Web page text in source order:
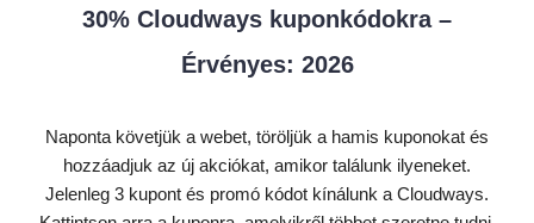
30% Cloudways kuponkódokra –
Érvényes: 2026
Naponta követjük a webet, töröljük a hamis kuponokat és
hozzáadjuk az új akciókat, amikor találunk ilyeneket.
Jelenleg 3 kupont és promó kódot kínálunk a Cloudways.